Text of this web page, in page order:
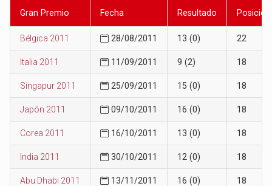
Gran Premio Fecha Resultado Posición
Bélgica 2011 28/08/2011 13 (0) 22
Italia 2011 11/09/2011 9 (2) 18
Singapur 2011 25/09/2011 15 (0) 18
Japón 2011 09/10/2011 16 (0) 18
Corea 2011 16/10/2011 13 (0) 18
India 2011 30/10/2011 12 (0) 18
Abu Dhabi 2011 13/11/2011 16 (0) 18